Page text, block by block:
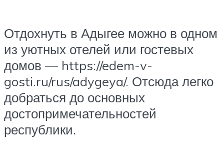
Отдохнуть в Адыгее можно в одном
из уютных отелей или гостевых
домов — https://edem-v-
gosti.ru/rus/adygeya/. Отсюда легко
добраться до основных
достопримечательностей
республики.